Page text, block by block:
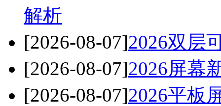
解析
[2026-08-07]2026双层
[2026-08-07]2026屏幕
[2026-08-07]2026平板